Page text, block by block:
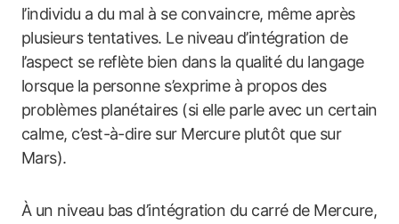
l’individu a du mal à se convaincre, même après
plusieurs tentatives. Le niveau d’intégration de
l’aspect se reflète bien dans la qualité du langage
lorsque la personne s’exprime à propos des
problèmes planétaires (si elle parle avec un certain
calme, c’est-à-dire sur Mercure plutôt que sur
Mars).
À un niveau bas d’intégration du carré de Mercure,